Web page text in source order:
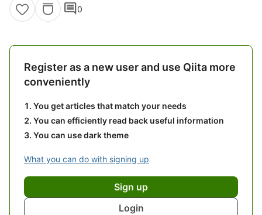
comment0
Register as a new user and use Qiita more
conveniently
You get articles that match your needs
You can efficiently read back useful information
You can use dark theme
What you can do with signing up
Sign up
Login